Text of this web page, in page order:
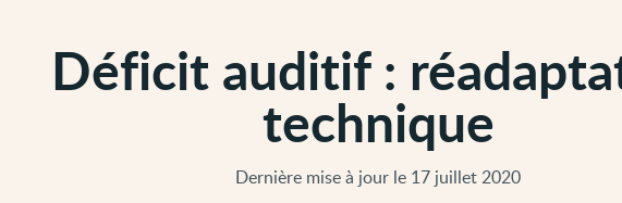
Déficit auditif :
technique
Dernière mise à jour le 17 juillet 2020